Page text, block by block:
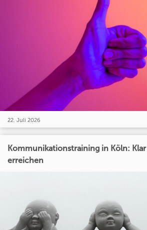
22. Juli 2026
Kommunikationstraining in Köln:
erreichen